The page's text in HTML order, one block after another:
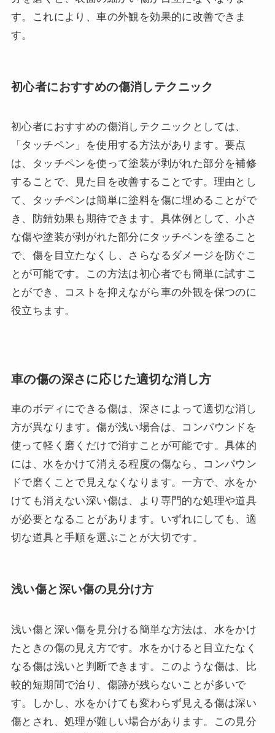
す。これにより、車の外観を効果的に改善できま
す。
初心者におすすめの傷消しテクニック
初心者におすすめの傷消しテクニックとしては、
「タッチペン」を使用する方法があります。要点
は、タッチペンを使って塗装が剥がれた部分を補修
することで、見た目を改善することです。理由とし
て、タッチペンは簡単に塗料を傷に埋めることがで
き、防錆効果も期待できます。具体例として、小さ
な傷や塗装が剥がれた部分にタッチペンを塗ること
で、傷を目立たなくし、さらなるダメージを防ぐこ
とが可能です。この方法は初心者でも簡単に試すこ
とができ、コストを抑えながら車の外観を保つのに
役立ちます。
車の傷の深さに応じた適切な消し方
車のボディにできる傷は、深さによって適切な消し
方が異なります。傷が浅い場合は、コンパウンドを
使って軽く磨くだけで消すことが可能です。具体的
には、水をかけて消える程度の傷なら、コンパウン
ドで磨くことで見えなくなります。一方で、水をか
けても消えない深い傷は、より専門的な処理や道具
が必要となることがあります。いずれにしても、適
切な道具と手順を選ぶことが大切です。
浅い傷と深い傷の見分け方
浅い傷と深い傷を見分ける簡単な方法は、水をかけ
たときの傷の見え方です。水をかけると目立たなく
なる傷は浅いと判断できます。このような傷は、比
較的短期間で治り、傷跡が残らないことが多いで
す。しかし、水をかけても変わらず見える傷は深い
傷とされ、処理が難しい場合があります。この見分